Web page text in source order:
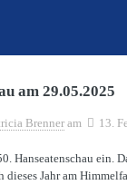
am 29.05.2025
Brenner am 13.
Hanseatenschau ein.
dieses Jahr am